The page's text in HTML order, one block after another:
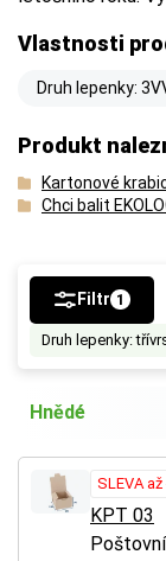
Vlastnosti
Druh lepenky:
Produkt
Kartonové
Chci balit
Filtr 1
Druh lepenky:
Hnědé
SLEVA až
KPT 03